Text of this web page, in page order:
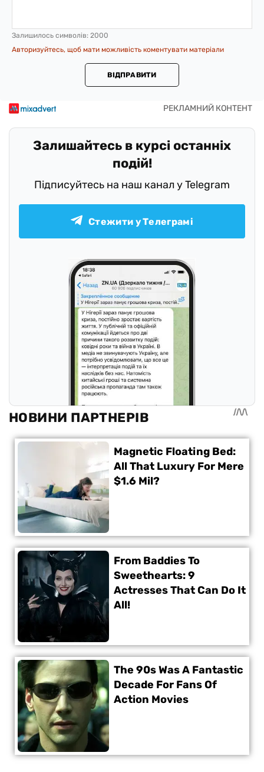
Залишилось символів: 2000
Авторизуйтесь, щоб мати можливість коментувати матеріали
ВІДПРАВИТИ
Залишайтесь в курсі останніх
подій!
Підписуйтесь на наш канал у Telegram
Стежити у Телеграмі